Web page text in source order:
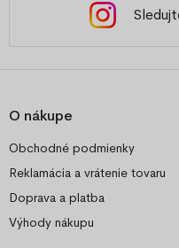
O nákupe
Obchodné podmienky
Reklamácia a vrátenie tovaru
Doprava a platba
Výhody nákupu